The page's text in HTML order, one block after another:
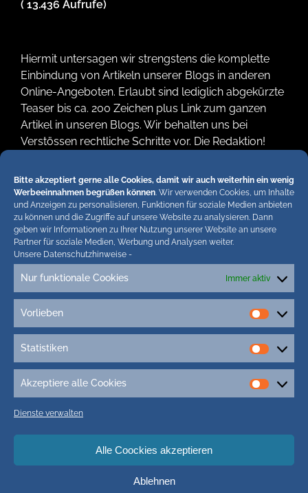
Bitte akzeptiert gerne alle Cookies, damit wir auch weiterhin ein wenig
Werbeeinnahmen begrüßen können. Wir verwenden Cookies, um Inhalte
und Anzeigen zu personalisieren, Funktionen für soziale Medien anbieten
zu können und die Zugriffe auf unsere Website zu analysieren. Dann
geben wir Informationen zu Ihrer Nutzung unserer Website an unsere
Partner für soziale Medien, Werbung und Analysen weiter.
Unsere Datenschutzhinweise -
Nur funktionale Cookies Immer aktiv
Vorlieben
Statistiken
Akzeptiere alle Cookies
Dienste verwalten
Alle Coockies akzeptieren
Ablehnen
( 13.436 Aufrufe)
Hiermit untersagen wir strengstens die komplette
Einbindung von Artikeln unserer Blogs in anderen
Online-Angeboten. Erlaubt sind lediglich abgekürzte
Teaser bis ca. 200 Zeichen plus Link zum ganzen
Artikel in unseren Blogs. Wir behalten uns bei
Verstössen rechtliche Schritte vor. Die Redaktion!
Tags
1.Sylt Art Fair 2. Sylt Art Fair Adler Express
altersvorsorge antenne sylt
Arbeiten Sylt
ausbau l 24 sylt Austern Auszubildende Sylt autozug
Autozug Fotos
Facebook Twitter Instagram